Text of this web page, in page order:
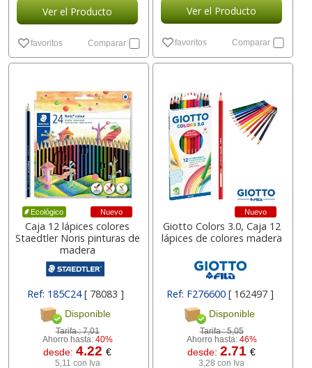
Ver el Producto
favoritos Comparar
Ver el Producto
favoritos Comparar
Ecológico Nuevo
Caja 12 lápices colores
Staedtler Noris pinturas de
madera
Ref: 185C24[ 78083 ]
Disponible
Tarifa :7,01
Ahorro hasta: 40%
desde:4.22€
5,11 con Iva
Nuevo
Giotto Colors 3.0, Caja 12
lápices de colores madera
Ref: F276600 [ 162497 ]
Disponible
Tarifa :5,05
Ahorro hasta: 46%
desde:2.71€
3,28 con Iva